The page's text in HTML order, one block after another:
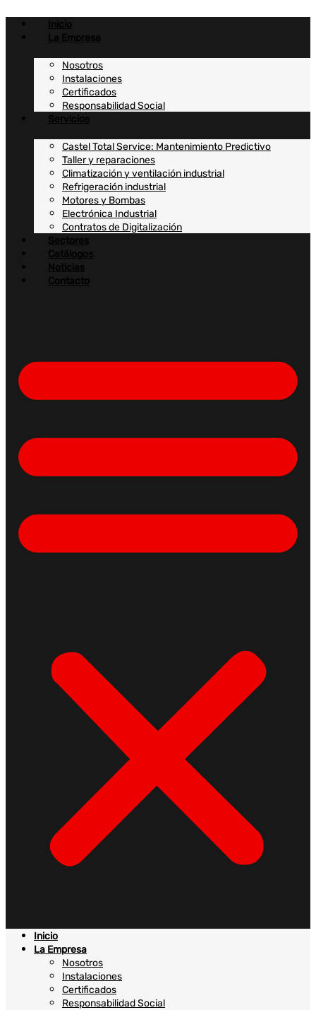
contenido
Inicio
La Empresa
Nosotros
Instalaciones
Certificados
Responsabilidad Social
Servicios
Castel Total Service: Mantenimiento Predictivo
Taller y reparaciones
Climatización y ventilación industrial
Refrigeración industrial
Motores y Bombas
Electrónica Industrial
Contratos de Digitalización
Sectores
Catálogos
Noticias
Contacto
Inicio
La Empresa
Nosotros
Instalaciones
Certificados
Responsabilidad Social